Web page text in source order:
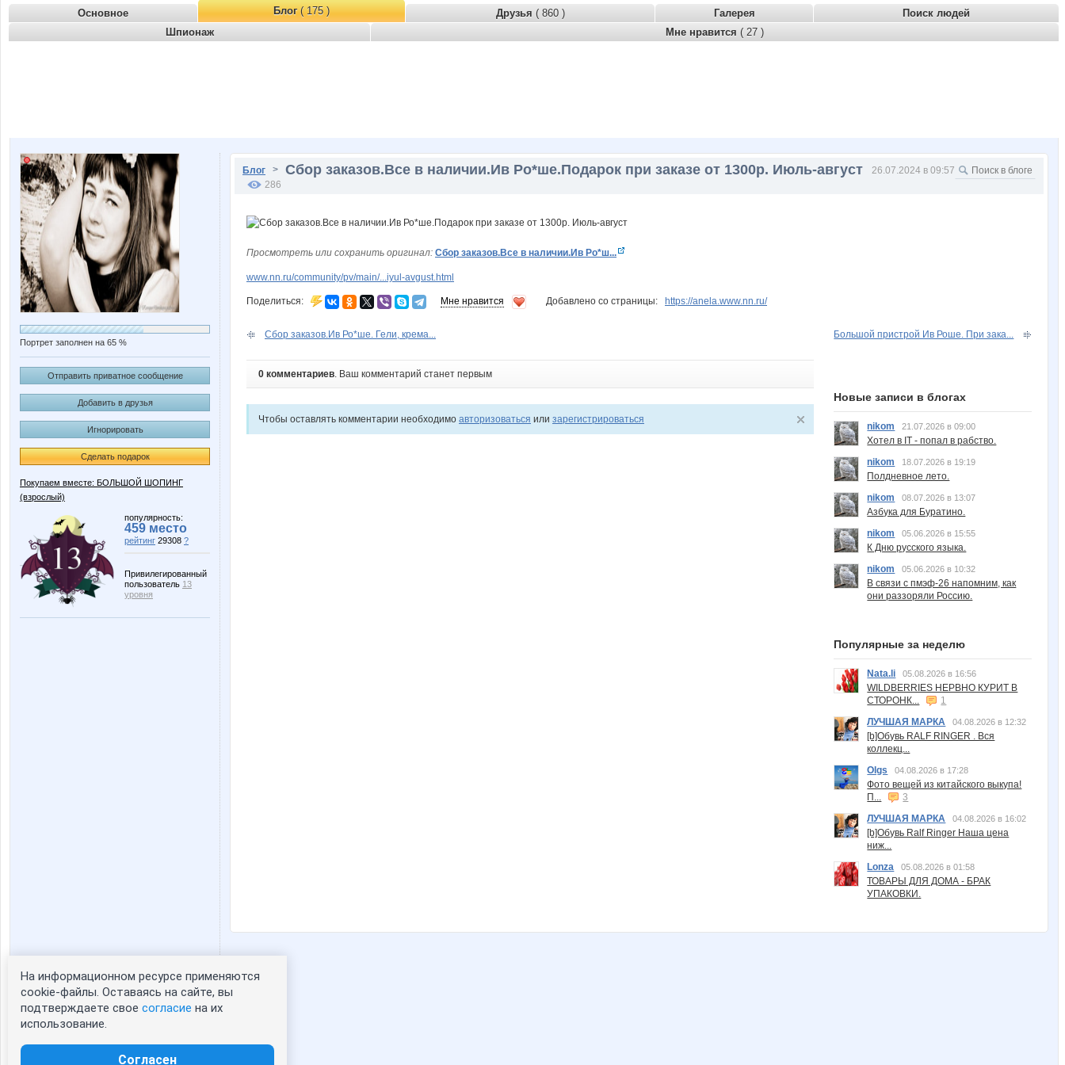
Основное Блог( 175 ) Друзья ( 860 ) Галерея
Поиск людей
Шпионаж
Мне нравится ( 27 )
Портрет заполнен на 65 %
Отправить приватное сообщение
Добавить в друзья
Игнорировать
Сделать подарок
Покупаем вместе: БОЛЬШОЙ ШОПИНГ
(взрослый)
популярность:
459 место
рейтинг 29308 ?
Привилегированный
пользователь 13
уровня
Статистика портрета:
сейчас просматривают портрет - 0
зарегистрированные пользователи
Блог > Сбор заказов.Все в наличии.Ив Ро*ше.Подарок при заказе от 1300р. Июль-август
26.07.2024 в 09:57
286
Просмотреть или сохранить оригинал: Сбор заказов.Все в наличии.Ив Ро*ш...
www.nn.ru/community/pv/main/...iyul-avgust.html
Поделиться: Мне нравится Добавлено со страницы: https://anela.www.nn.ru/
Сбор заказов.Ив Ро*ше. Гели, крема... Большой пристрой Ив Роше. При зака...
0 комментариев. Ваш комментарий станет первым
Чтобы оставлять комментарии необходимо авторизоваться или зарегистрироваться
Новые записи в блогах
nikom 21.07.2026 в 09:00
Хотел в IT - попал в рабство.
nikom
18.07.2026 в 19:19
Полдневное лето.
nikom
08.07.2026 в 13:07
Азбука для Буратино.
nikom
05.06.2026 в 15:55
К Дню русского языка.
nikom
05.06.2026 в 10:32
В связи с пмэф-26 напомним, как
они раззоряли Россию.
Популярные за неделю
Nata.li 05.08.2026 в 16:56
WILDBERRIES НЕРВНО КУРИТ В
СТОРОНК...
1
ЛУЧШАЯ МАРКА
04.08.2026 в 12:32
[b]Обувь RALF RINGER . Вся
коллекц...
Olgs
04.08.2026 в 17:28
Фото вещей из китайского выкупа!
П...
3
ЛУЧШАЯ МАРКА
04.08.2026 в 16:02
[b]Обувь Ralf Ringer Наша цена
ниж...
Lonza
05.08.2026 в 01:58
ТОВАРЫ ДЛЯ ДОМА - БРАК
УПАКОВКИ.
На информационном ресурсе применяются
cookie-файлы. Оставаясь на сайте, вы
подтверждаете свое согласие на их
использование.
Согласен